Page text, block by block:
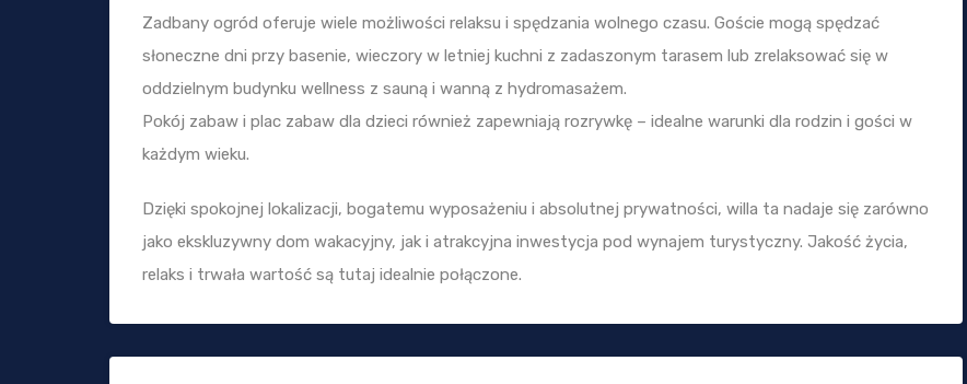
Zadbany ogród oferuje wiele możliwości relaksu i spędzania wolnego czasu. Goście mogą spędzać
słoneczne dni przy basenie, wieczory w letniej kuchni z zadaszonym tarasem lub zrelaksować się w
oddzielnym budynku wellness z sauną i wanną z hydromasażem.
Pokój zabaw i plac zabaw dla dzieci również zapewniają rozrywkę – idealne warunki dla rodzin i gości w
każdym wieku.
Dzięki spokojnej lokalizacji, bogatemu wyposażeniu i absolutnej prywatności, willa ta nadaje się zarówno
jako ekskluzywny dom wakacyjny, jak i atrakcyjna inwestycja pod wynajem turystyczny. Jakość życia,
relaks i trwała wartość są tutaj idealnie połączone.